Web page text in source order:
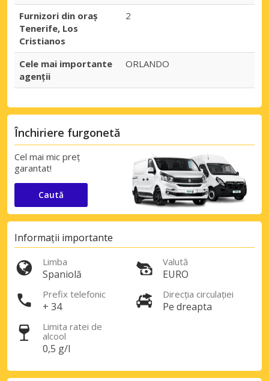
Furnizori din oraș
Tenerife, Los
Cristianos
2
Cele mai importante
agenții
ORLANDO
Închiriere furgonetă
Cel mai mic preț
garantat!
Caută
Informații importante
Limba
Spaniolă
Valută
EURO
Prefix telefonic
+ 34
Direcția circulației
Pe dreapta
Limita ratei de
alcool
0,5 g/l